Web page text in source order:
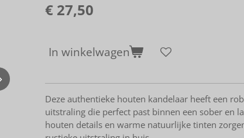
€ 27,50
In winkelwagen
Deze authentieke houten kandelaar heeft een
uitstraling die perfect past binnen een sober en
houten details en warme natuurlijke tinten